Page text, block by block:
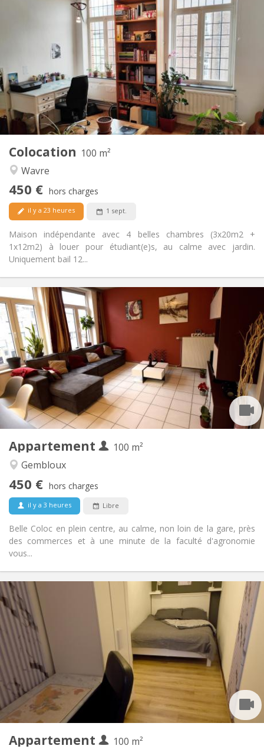
Colocation 100 m²
Wavre
450 € hors charges
il y a 23 heures 1 sept.
Maison indépendante avec 4 belles chambres (3x20m2 +
1x12m2) à louer pour étudiant(e)s, au calme avec jardin.
Uniquement bail 12...
Infos Pratiques
450 €
Charges:
50 €
12 mois
Domiciliation:
Non
Aménagement
Salle de bain:
Commune
Commune
Superficie:
100 m
2
Pièces privées:
5
Appartement
100 m²
Gembloux
450 € hors charges
il y a 3 heures Libre
Belle Coloc en plein centre, au calme, non loin de la gare, près
des commerces et à une minute de la faculté d'agronomie
vous...
Infos Pratiques
450 €
Charges:
150 €
Durée:
12 mois, 11 mois, 10 mois, 5-6 mois
Domiciliation:
Sous conditions
Aménagement
Salle de bain:
Commune
Cuisine:
Commune
Superficie:
100 m
2
Pièces privées:
Communautaire, calme, chaleureuse,
Appartement
100 m²
Infos Pratiques
Loyer:
450 €
Charges:
150 €
Durée:
12 mois, 11 mois, 10 mois, 5-6 mois
Domiciliation:
Sous conditions
Aménagement
Salle de bain:
Commune
Cuisine:
Commune
Superficie:
100 m
Pièces privées: